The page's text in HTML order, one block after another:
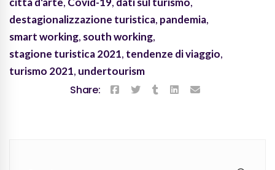
destagionalizzazione turistica, pandemia,
smart working, south working,
stagione turistica 2021, tendenze di viaggio,
turismo 2021, undertourism
Share: